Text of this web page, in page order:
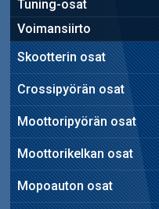
Tuning-osat
Voimansiirto
Skootterin osat
Crossipyörän osat
Moottoripyörän osat
Moottorikelkan osat
Mopoauton osat